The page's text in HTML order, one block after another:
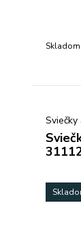
Skladom